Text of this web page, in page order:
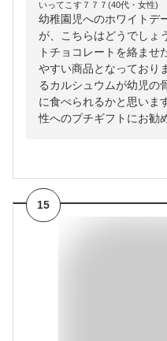
いってこす７７７(40代・女性)
幼稚園児へのホワイトデ
が、こちらはどうでしょ
トチョコレートを絡ませ
やすい商品となっており
るカルシュウムが幼児の
に食べられるかと思いま
性へのプチギフトにお勧
15